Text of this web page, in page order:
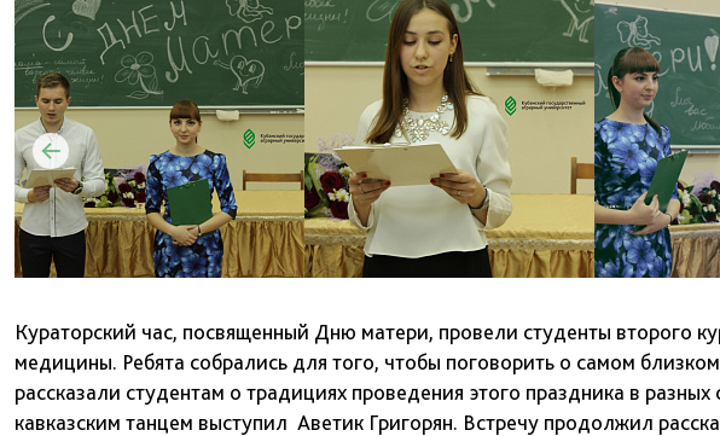
Кураторский час, посвященный Дню матери, провели студенты второго
медицины. Ребята собрались для того, чтобы поговорить о самом
рассказали студентам о традициях проведения этого праздника в
кавказским танцем выступил Аветик Григорян. Встречу продолжил